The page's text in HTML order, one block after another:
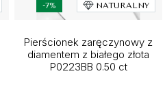
-7% NATURALNY
Pierścionek zaręczynowy z
diamentem z białego złota
P0223BB 0.50 ct